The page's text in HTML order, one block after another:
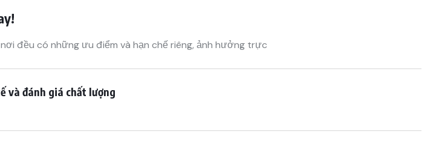
đều có những ưu điểm và hạn chế riêng, ảnh hưởng trực
và đánh giá chất lượng